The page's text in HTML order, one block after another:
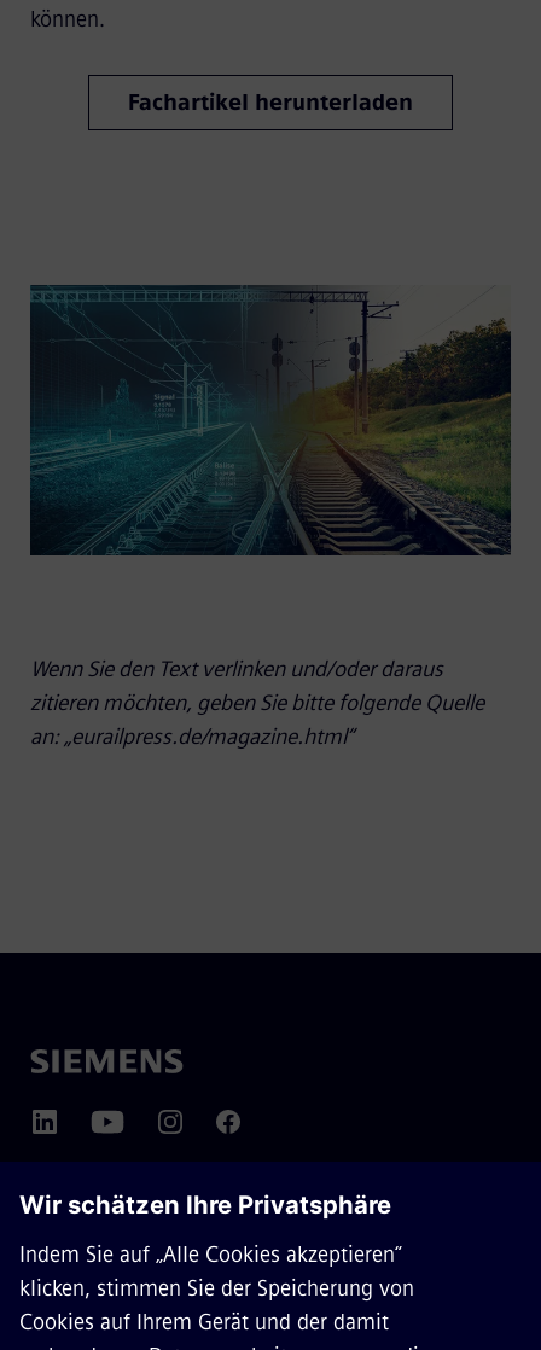
können.
Fachartikel herunterladen
Wenn Sie den Text verlinken und/oder daraus
zitieren möchten, geben Sie bitte folgende Quelle
an: „eurailpress.de/magazine.html“
ÜBER SIEMENS MOBILITY
KONTAKT